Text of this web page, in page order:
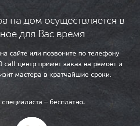
на дом осуществляется в
для Вас время
сайте или позвоните по телефону
call-центр примет заказ на ремонт и
мастера в кратчайшие сроки.
— бесплатно.